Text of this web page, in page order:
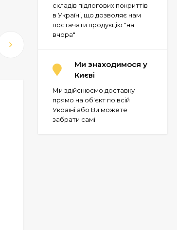
складів підлогових покриттів
в Україні, що дозволяє нам
постачати продукцію "на
вчора"
Ми знаходимося у
Києві
Ми здійснюємо доставку
прямо на об'єкт по всій
Україні або Ви можете
забрати самі